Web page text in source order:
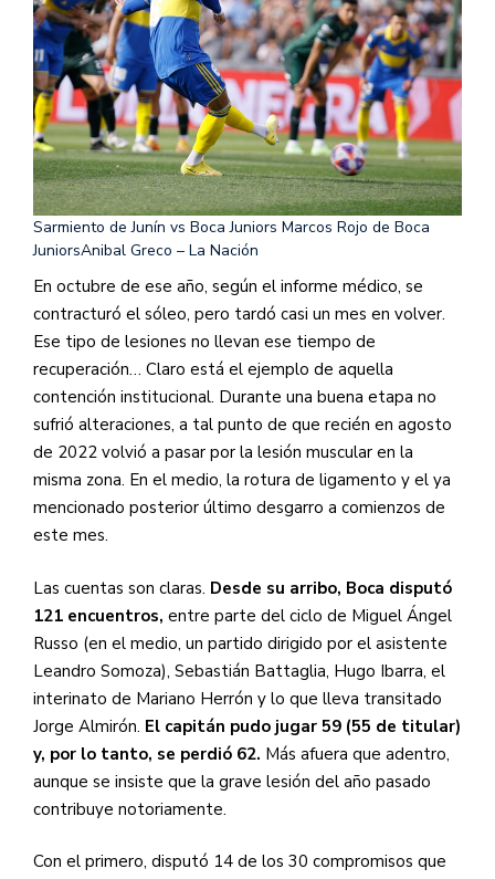
Sarmiento de Junín vs Boca Juniors Marcos Rojo de Boca
JuniorsAnibal Greco – La Nación
En octubre de ese año, según el informe médico, se
contracturó el sóleo, pero tardó casi un mes en volver.
Ese tipo de lesiones no llevan ese tiempo de
recuperación… Claro está el ejemplo de aquella
contención institucional. Durante una buena etapa no
sufrió alteraciones, a tal punto de que recién en agosto
de 2022 volvió a pasar por la lesión muscular en la
misma zona. En el medio, la rotura de ligamento y el ya
mencionado posterior último desgarro a comienzos de
este mes.
Las cuentas son claras. Desde su arribo, Boca disputó
121 encuentros, entre parte del ciclo de Miguel Ángel
Russo (en el medio, un partido dirigido por el asistente
Leandro Somoza), Sebastián Battaglia, Hugo Ibarra, el
interinato de Mariano Herrón y lo que lleva transitado
Jorge Almirón. El capitán pudo jugar 59 (55 de titular)
y, por lo tanto, se perdió 62. Más afuera que adentro,
aunque se insiste que la grave lesión del año pasado
contribuye notoriamente.
Con el primero, disputó 14 de los 30 compromisos que